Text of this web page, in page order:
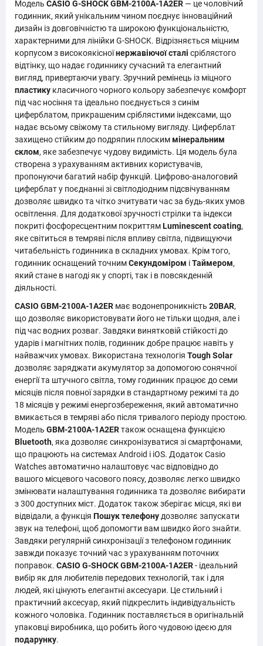
Модель CASIO G-SHOCK GBM-2100A-1A2ER — це чоловічий
годинник, який унікальним чином поєднує інноваційний
дизайн із довговічністю та широкою функціональністю,
характерними для лінійки G-SHOCK. Відрізняється міцним
корпусом з високоякісноїнержавіючої сталі сріблястого
відтінку, що надає годиннику сучасний та елегантний
вигляд, привертаючи увагу. Зручний ремінець із міцного
пластику класичного чорного кольору забезпечує комфорт
під час носіння та ідеально поєднується з синім
циферблатом, прикрашеним сріблястими індексами, що
надає всьому свіжому та стильному вигляду. Циферблат
захищено стійким до подряпин плоскиммінеральним
склом, яке забезпечує чудову видимість. Ця модель була
створена з урахуванням активних користувачів,
пропонуючи багатий набір функцій. Цифрово-аналоговий
циферблат у поєднанні зі світлодіодним підсвічуванням
дозволяє швидко та чітко зчитувати час за будь-яких умов
освітлення. Для додаткової зручності стрілки та індекси
покриті фосфоресцентним покриттямLuminescent coating,
яке світиться в темряві після впливу світла, підвищуючи
читабельність годинника в складних умовах. Крім того,
годинник оснащений точнимСекундоміром іТаймером,
який стане в нагоді як у спорті, так і в повсякденній
діяльності.
CASIO GBM-2100A-1A2ER має водонепроникність 20BAR,
що дозволяє використовувати його не тільки щодня, але і
під час водних розваг. Завдяки винятковій стійкості до
ударів і магнітних полів, годинник добре працює навіть у
найважчих умовах. Використана технологія Tough Solar
дозволяє заряджати акумулятор за допомогою сонячної
енергії та штучного світла, тому годинник працює до семи
місяців після повної зарядки в стандартному режимі та до
18 місяців у режимі енергозбереження, який автоматично
вмикається в темряві або після тривалого періоду простою.
Модель GBM-2100A-1A2ERтакож оснащена функцією
Bluetooth, яка дозволяє синхронізуватися зі смартфонами,
що працюють на системах Android і iOS. Додаток Casio
Watches автоматично налаштовує час відповідно до
вашого місцевого часового поясу, дозволяє легко швидко
змінювати налаштування годинника та дозволяє вибирати
з 300 доступних міст. Додаток також зберігає місця, які ви
відвідали, а функція Пошук телефону дозволяє запускати
звук на телефоні, щоб допомогти вам швидко його знайти.
Завдяки регулярній синхронізації з телефоном годинник
завжди показує точний час з урахуванням поточних
поправок. CASIO G-SHOCK GBM-2100A-1A2ER- ідеальний
вибір як для любителів передових технологій, так і для
людей, які цінують елегантні аксесуари. Це стильний і
практичний аксесуар, який підкреслить індивідуальність
кожного чоловіка. Годинник поставляється в оригінальній
упаковці виробника, що робить його чудовою ідеєю для
подарунку.